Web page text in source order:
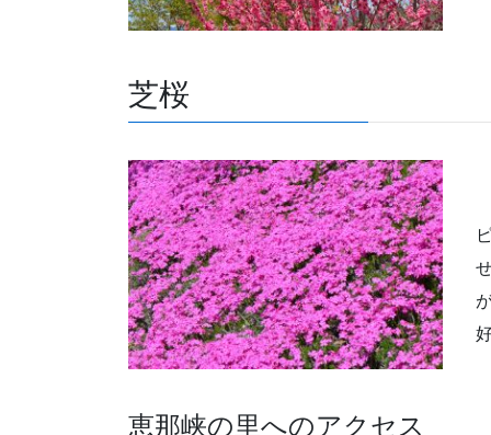
芝桜
恵那峡の里へのアクセス